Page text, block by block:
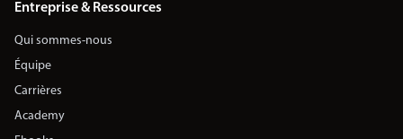
Entreprise & Ressources
Qui sommes-nous
Équipe
Carrières
Academy